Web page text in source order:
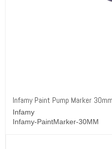
Infamy Paint Pump Marker 30mm
Infamy
Infamy-PaintMarker-30MM